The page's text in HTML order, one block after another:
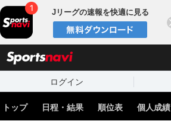
Jリーグの速報を快適に見る
ログイン
トップ 日程・結果 順位表 個人成績